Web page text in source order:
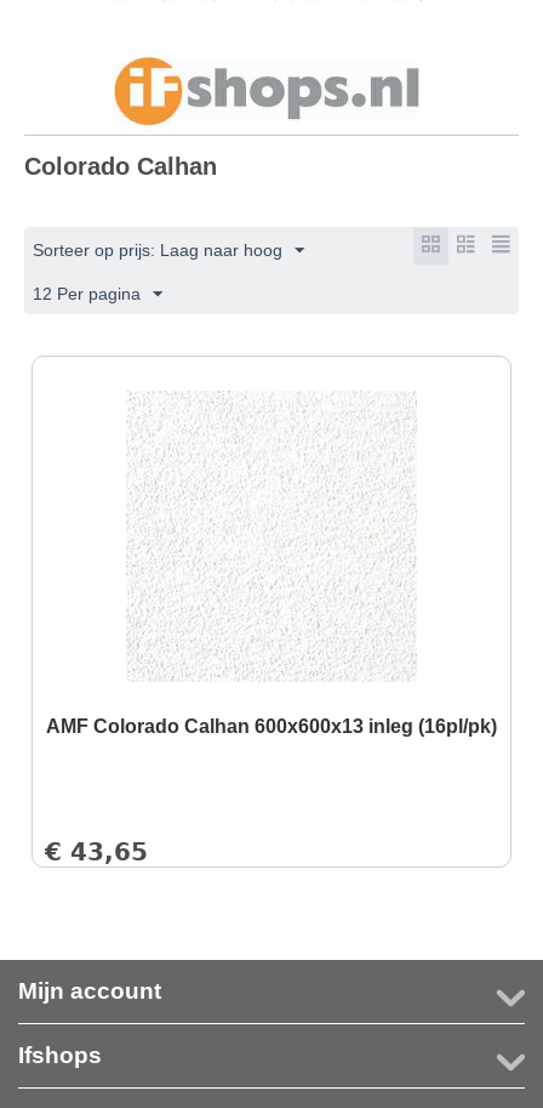
Colorado Calhan
Sorteer op prijs: Laag naar hoog
12 Per pagina
AMF Colorado Calhan 600x600x13 inleg (16pl/pk)
€ 43,65
Mijn account
Ifshops